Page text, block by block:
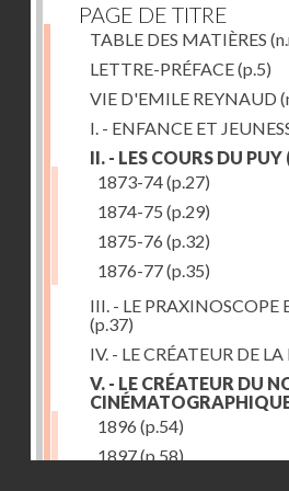
PAGE DE TITRE
TABLE DES MATIÈRES
LETTRE-PRÉFACE(p.5)
VIE D'EMILE REYNAUD
I. - ENFANCE ET
II. - LES COURS DU PUY
1873-74(p.27)
1874-75 (p.29)
1875-76 (p.32)
1876-77(p.35)
III. - LE PRAXINOSCOPE
(p.37)
IV. - LE CRÉATEUR DE
V. - LE CRÉATEUR DU
1896 (p.54)
1897(p.58)